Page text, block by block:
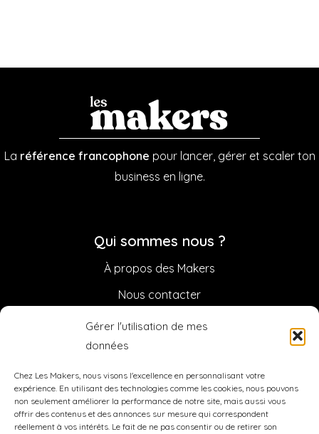
Gérer l'utilisation de mes
données
Chez Les Makers, nous visons l'excellence en personnalisant votre
expérience. En utilisant des technologies comme les cookies, nous pouvons
non seulement améliorer la performance de notre site, mais aussi vous
offrir des contenus et des annonces sur mesure qui correspondent
réellement à vos intérêts. Le fait de ne pas consentir ou de retirer son
La référence francophone pour lancer, gérer et scaler ton
business en ligne.
Qui sommes nous ?
À propos des Makers
Nous contacter
Sponsoriser la Newsletter
Mentions légales
CGV / CGU